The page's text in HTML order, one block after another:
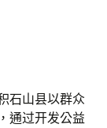
石山县以群众
通过开发公益